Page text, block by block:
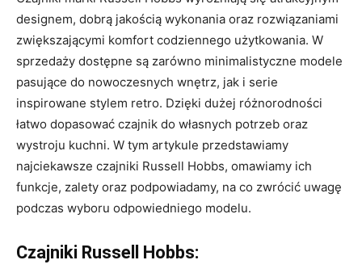
designem, dobrą jakością wykonania oraz rozwiązaniami
zwiększającymi komfort codziennego użytkowania. W
sprzedaży dostępne są zarówno minimalistyczne modele
pasujące do nowoczesnych wnętrz, jak i serie
inspirowane stylem retro. Dzięki dużej różnorodności
łatwo dopasować czajnik do własnych potrzeb oraz
wystroju kuchni. W tym artykule przedstawiamy
najciekawsze czajniki Russell Hobbs, omawiamy ich
funkcje, zalety oraz podpowiadamy, na co zwrócić uwagę
podczas wyboru odpowiedniego modelu.
Czajniki Russell Hobbs: